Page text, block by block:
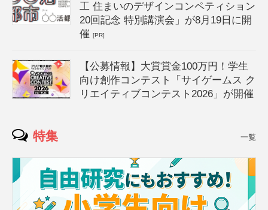
工 住まいのデザインコンペティション
20回記念 特別講演会」が8月19日に開
催[PR]
【公募情報】大賞賞金100万円！学生
向け創作コンテスト「サイゲームス ク
リエイティブコンテスト2026」が開催
特集 一覧